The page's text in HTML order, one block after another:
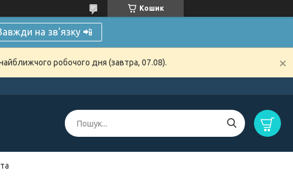
Кошик
на зв'язку 📲
робочого дня (завтра, 07.08).